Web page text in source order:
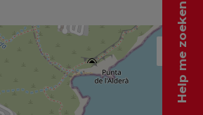
Help me zoeken